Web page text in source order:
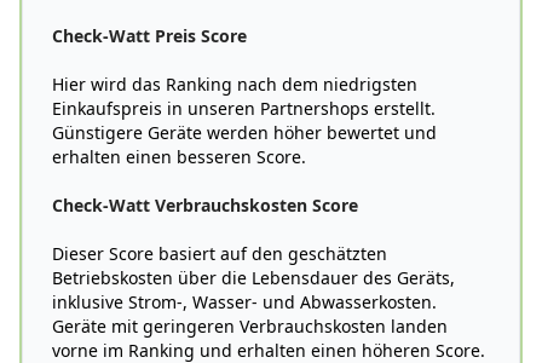
Check-Watt Preis Score
Hier wird das Ranking nach dem niedrigsten
Einkaufspreis in unseren Partnershops erstellt.
Günstigere Geräte werden höher bewertet und
erhalten einen besseren Score.
Check-Watt Verbrauchskosten Score
Dieser Score basiert auf den geschätzten
Betriebskosten über die Lebensdauer des Geräts,
inklusive Strom-, Wasser- und Abwasserkosten.
Geräte mit geringeren Verbrauchskosten landen
vorne im Ranking und erhalten einen höheren Score.